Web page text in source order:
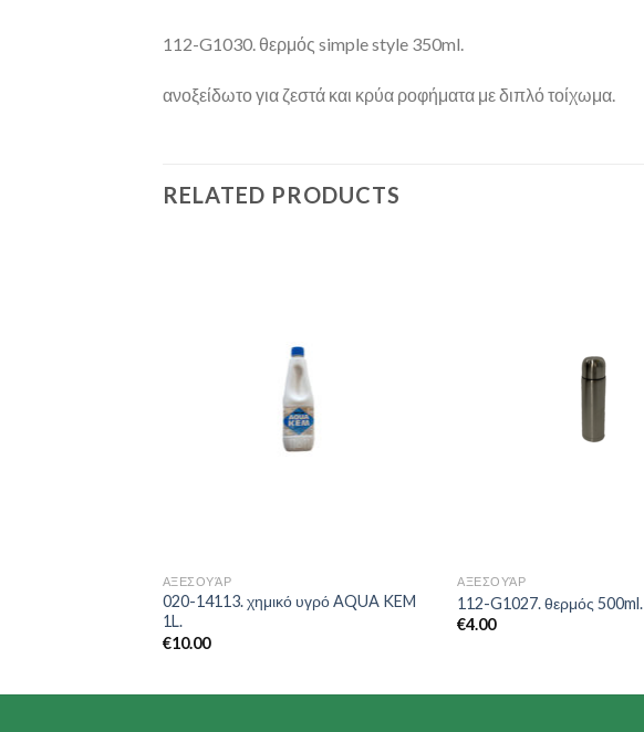
112-G1030. θερμός simple style 350ml.
ανοξείδωτο για ζεστά και κρύα ροφήματα με διπλό τοίχωμα.
RELATED PRODUCTS
ΑΞΕΣΟΥΆΡ
020-14113. χημικό υγρό AQUA KEM
1L.
€10.00
ΑΞΕΣΟΥΆΡ
112-G1027. θερμός 500ml.
€4.00